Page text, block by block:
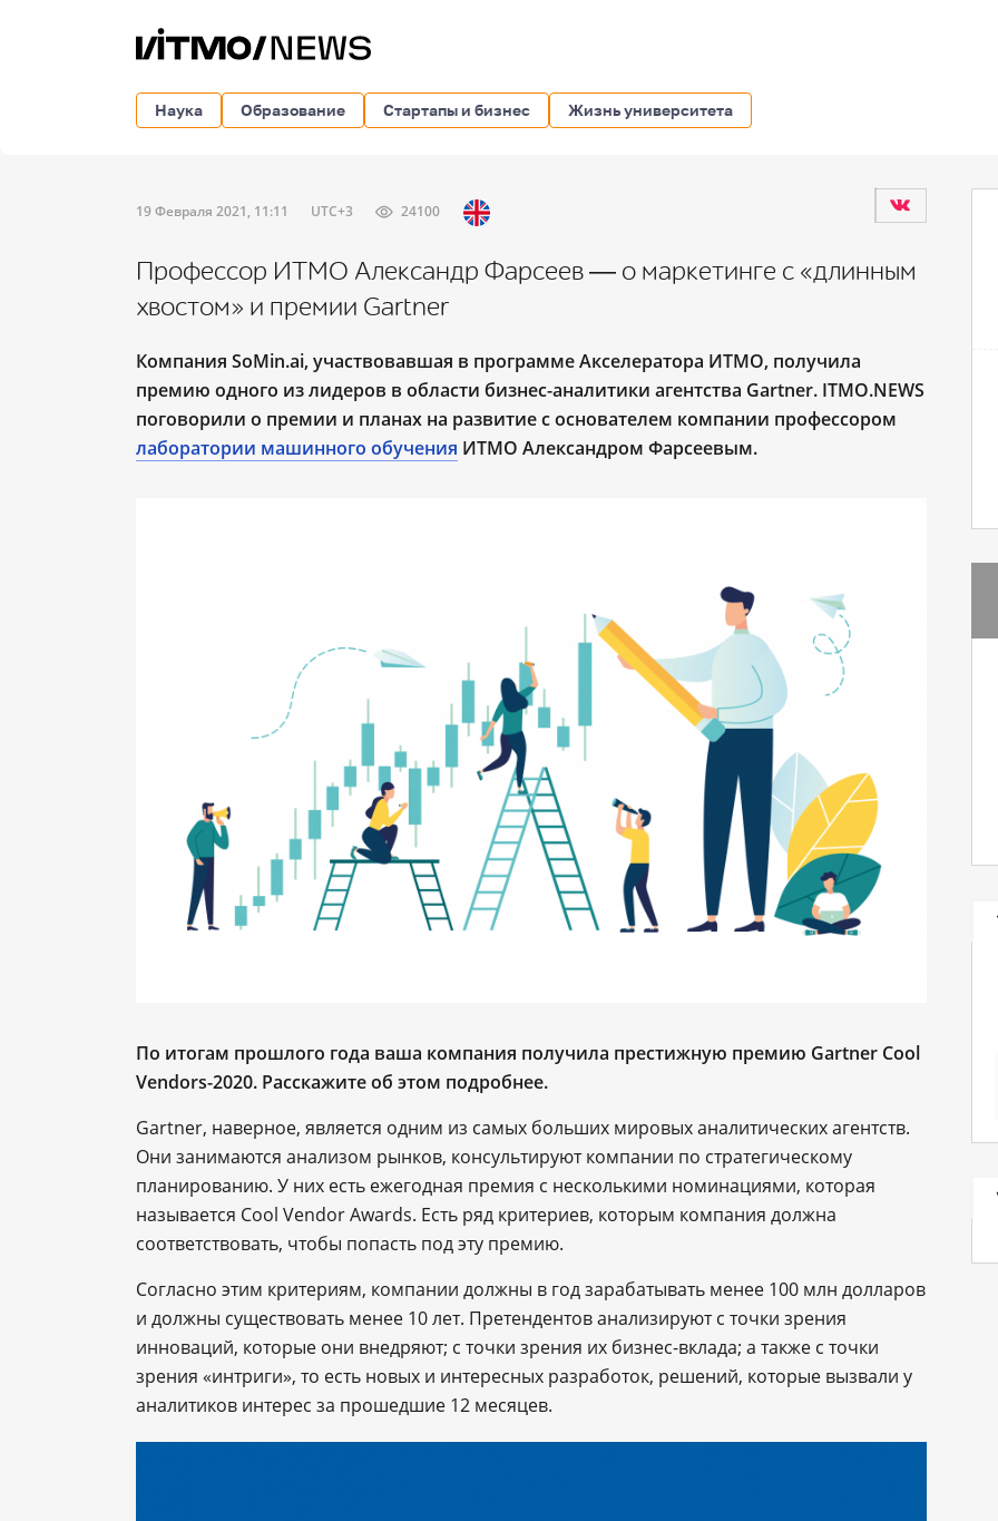
Наука Образование Стартапы и бизнес Жизнь университета
19 Февраля 2021, 11:11 UTC+3 24100
Профессор ИТМО Александр Фарсеев ― о маркетинге с «длинным
хвостом» и премии Gartner
Компания SoMin.ai, участвовавшая в программе Акселератора ИТМО, получила
премию одного из лидеров в области бизнес-аналитики агентства Gartner. ITMO.NEWS
поговорили о премии и планах на развитие с основателем компании профессором
лаборатории машинного обучения ИТМО Александром Фарсеевым.
По итогам прошлого года ваша компания получила престижную премию Gartner Cool
Vendors-2020. Расскажите об этом подробнее.
Gartner, наверное, является одним из самых больших мировых аналитических агентств.
Они занимаются анализом рынков, консультируют компании по стратегическому
планированию. У них есть ежегодная премия с несколькими номинациями, которая
называется Cool Vendor Awards. Есть ряд критериев, которым компания должна
соответствовать, чтобы попасть под эту премию.
Согласно этим критериям, компании должны в год зарабатывать менее 100 млн долларов
и должны существовать менее 10 лет. Претендентов анализируют с точки зрения
инноваций, которые они внедряют; с точки зрения их бизнес-вклада; а также с точки
зрения «интриги», то есть новых и интересных разработок, решений, которые вызвали у
аналитиков интерес за прошедшие 12 месяцев.